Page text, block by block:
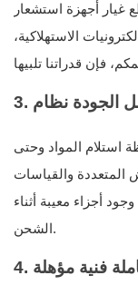
غيار أجهزة استشعار
الاستهلاكية،
3. نظام الجودة
استلام المواد وحتى
المتعددة والقياسات
أجزاء معيبة أثناء
الشحن.